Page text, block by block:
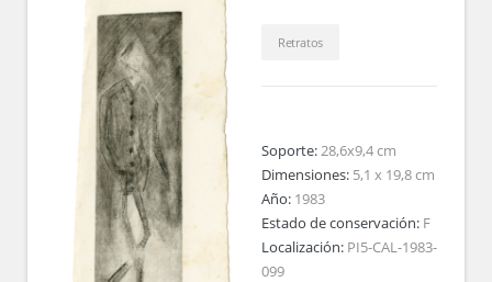
Retratos
Soporte:28,6x9,4 cm
Dimensiones: 5,1 x 19,8 cm
Año: 1983
Estado de conservación: F
Localización: PI5-CAL-1983-
099